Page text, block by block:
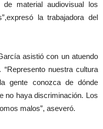
material audiovisual los
la trabajadora del
asistió con un atuendo
nuestra cultura
gente conozca de dónde
no haya discriminación. Los
malos”, aseveró.